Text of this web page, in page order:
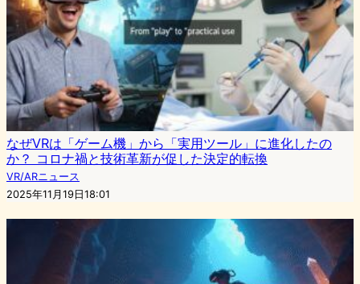
なぜVRは「ゲーム機」から「実用ツール」に進化したの
か？ コロナ禍と技術革新が促した決定的転換
VR/ARニュース
2025年11月19日18:01